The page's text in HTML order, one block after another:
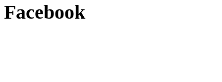
Facebook